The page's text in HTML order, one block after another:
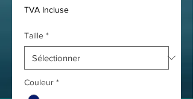
TVA Incluse
Taille *
Couleur *